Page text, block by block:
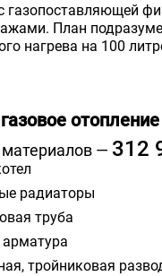
газопоставляющей
План
нагрева на 100
— 312
радиаторы
труба
тройниковая